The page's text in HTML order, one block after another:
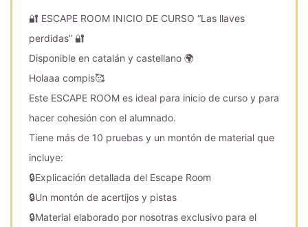
🔐 ESCAPE ROOM INICIO DE CURSO “Las llaves
perdidas” 🔐
Disponible en catalán y castellano 🌍
Holaaa compis🥰
Este ESCAPE ROOM es ideal para inicio de curso y para
hacer cohesión con el alumnado.
Tiene más de 10 pruebas y un montón de material que
incluye:
🔒Explicación detallada del Escape Room
🔒Un montón de acertijos y pistas
🔒Material elaborado por nosotras exclusivo para el